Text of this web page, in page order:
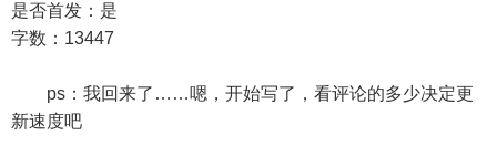
是否首发：是
字数：13447
ps：我回来了……嗯，开始写了，看评论的多少决定更
新速度吧